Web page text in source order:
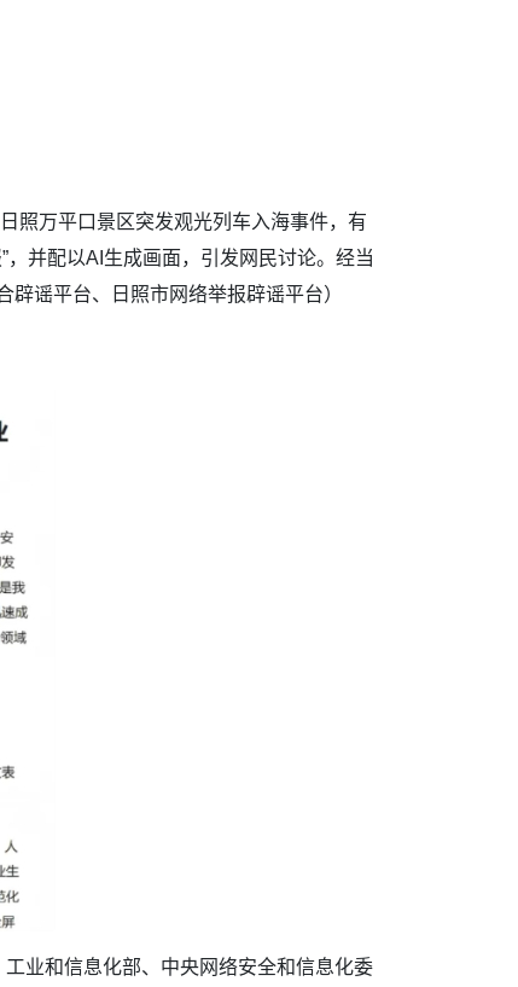
照万平口景区突发观光列车入海事件，有
并配以AI生成画面，引发网民讨论。经当
谣平台、日照市网络举报辟谣平台）
业和信息化部、中央网络安全和信息化委